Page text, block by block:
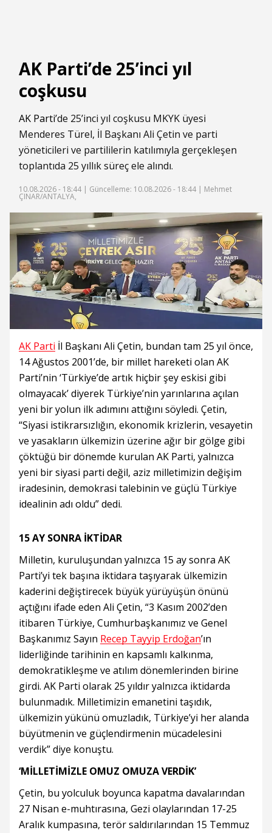
AK Parti’de 25’inci yıl
coşkusu
AK Parti’de 25’inci yıl coşkusu MKYK üyesi
Menderes Türel, İl Başkanı Ali Çetin ve parti
yöneticileri ve partililerin katılımıyla gerçekleşen
toplantıda 25 yıllık süreç ele alındı.
10.08.2026 - 18:44 | Güncelleme: 10.08.2026 - 18:44 | Mehmet
ÇINAR/ANTALYA,
AK Parti İl Başkanı Ali Çetin, bundan tam 25 yıl önce,
14 Ağustos 2001’de, bir millet hareketi olan AK
Parti’nin ‘Türkiye’de artık hiçbir şey eskisi gibi
olmayacak’ diyerek Türkiye’nin yarınlarına açılan
yeni bir yolun ilk adımını attığını söyledi. Çetin,
“Siyasi istikrarsızlığın, ekonomik krizlerin, vesayetin
ve yasakların ülkemizin üzerine ağır bir gölge gibi
çöktüğü bir dönemde kurulan AK Parti, yalnızca
yeni bir siyasi parti değil, aziz milletimizin değişim
iradesinin, demokrasi talebinin ve güçlü Türkiye
idealinin adı oldu” dedi.
15 AY SONRA İKTİDAR
Milletin, kuruluşundan yalnızca 15 ay sonra AK
Parti’yi tek başına iktidara taşıyarak ülkemizin
kaderini değiştirecek büyük yürüyüşün önünü
açtığını ifade eden Ali Çetin, “3 Kasım 2002’den
itibaren Türkiye, Cumhurbaşkanımız ve Genel
Başkanımız Sayın Recep Tayyip Erdoğan’ın
liderliğinde tarihinin en kapsamlı kalkınma,
demokratikleşme ve atılım dönemlerinden birine
girdi. AK Parti olarak 25 yıldır yalnızca iktidarda
bulunmadık. Milletimizin emanetini taşıdık,
ülkemizin yükünü omuzladık, Türkiye’yi her alanda
büyütmenin ve güçlendirmenin mücadelesini
verdik” diye konuştu.
‘MİLLETİMİZLE OMUZ OMUZA VERDİK’
Çetin, bu yolculuk boyunca kapatma davalarından
27 Nisan e-muhtırasına, Gezi olaylarından 17-25
Aralık kumpasına, terör saldırılarından 15 Temmuz